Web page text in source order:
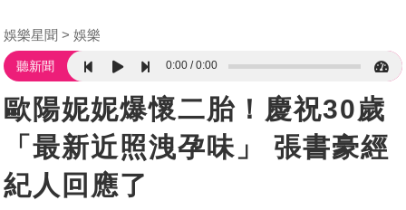
娛樂星聞 娛樂
聽新聞 0:00 0:00
歐陽妮妮爆懷二胎！慶祝30歲
「最新近照洩孕味」 張書豪經
紀人回應了